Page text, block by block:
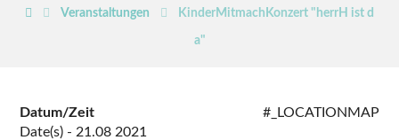
Veranstaltungen KinderMitmachKonzert "herrH ist d
a"
#_LOCATIONMAP
Datum/Zeit
Date(s) - 21.08 2021